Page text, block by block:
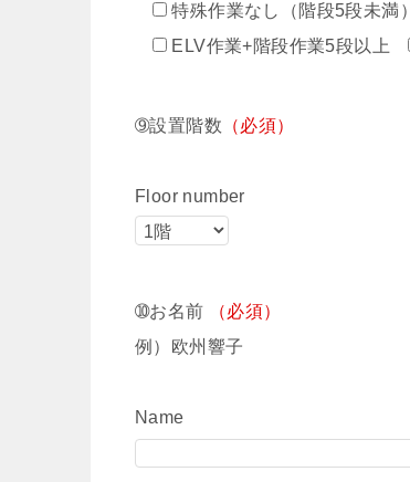
特殊作業なし（階段5段未満）
ELV作業+階段作業5段以上
➈設置階数 （必須）
Floor number
➉お名前
（必須）
例）欧州響子
Name